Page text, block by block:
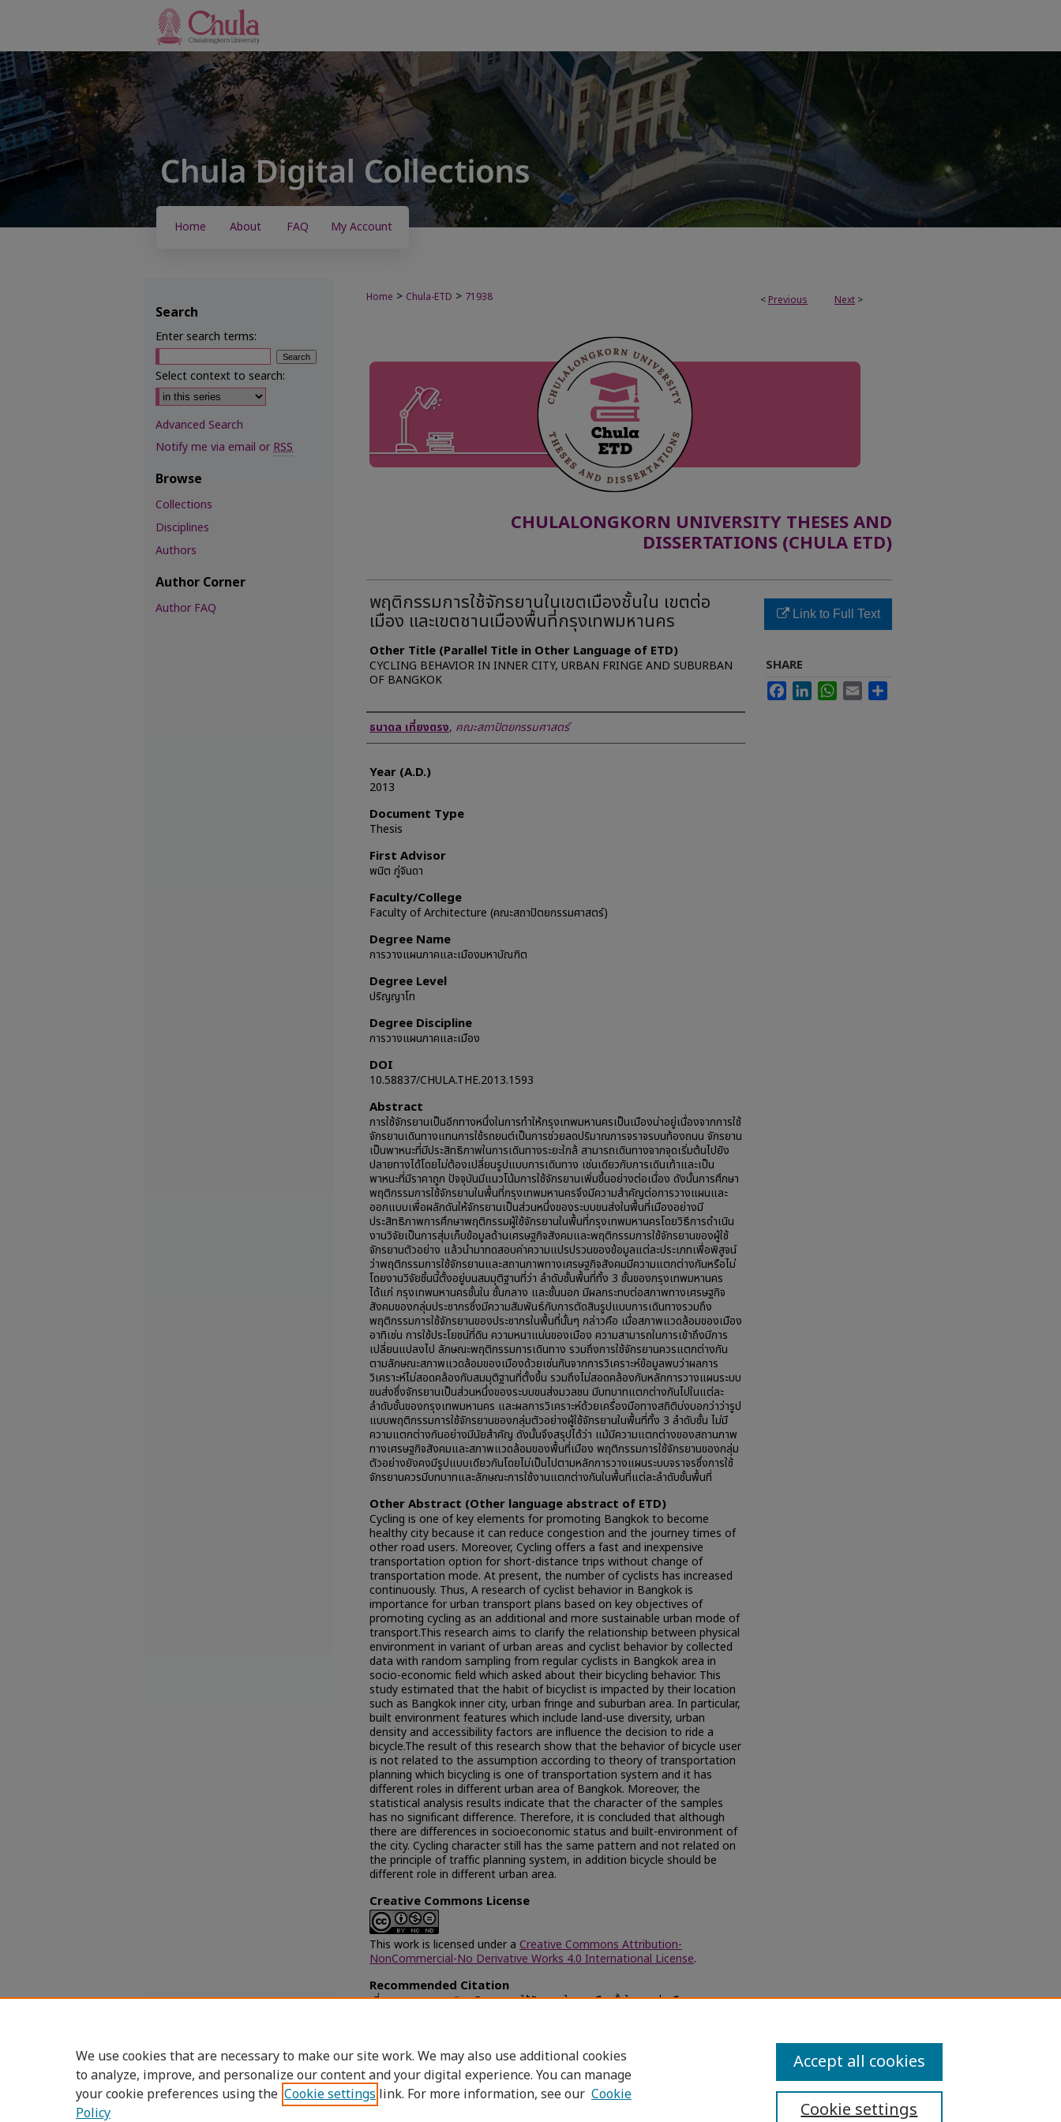
Home About FAQ My Account
< Previous Next >
Home > Chula-ETD > 71938
CHULALONGKORN UNIVERSITY THESES AND
DISSERTATIONS (CHULA ETD)
พฤติกรรมการใช้จักรยานในเขตเมืองชั้นใน เขตต่อ
เมือง และเขตชานเมืองพื้นที่กรุงเทพมหานคร
Other Title (Parallel Title in Other Language of ETD)
CYCLING BEHAVIOR IN INNER CITY, URBAN FRINGE AND SUBURBAN
OF BANGKOK
Author
ธนาดล เที่ยงตรง, คณะสถาปัตยกรรมศาสตร์
Year (A.D.)
2013
Document Type
Thesis
First Advisor
พนิต ภู่จินดา
Faculty/College
Faculty of Architecture (คณะสถาปัตยกรรมศาสตร์)
Degree Name
การวางแผนภาคและเมืองมหาบัณฑิต
Degree Level
ปริญญาโท
Degree Discipline
การวางแผนภาคและเมือง
DOI
10.58837/CHULA.THE.2013.1593
Abstract
การใช้จักรยานเป็นอีกทางหนึ่งในการทำให้กรุงเทพมหานครเป็นเมืองน่าอยู่เนื่องจากการใช้
จักรยานเดินทางแทนการใช้รถยนต์เป็นการช่วยลดปริมาณการจราจรบนท้องถนน จักรยาน
เป็นพาหนะที่มีประสิทธิภาพในการเดินทางระยะใกล้ สามารถเดินทางจากจุดเริ่มต้นไปยัง
ปลายทางได้โดยไม่ต้องเปลี่ยนรูปแบบการเดินทาง เช่นเดียวกับการเดินเท้าและเป็น
พาหนะที่มีราคาถูก ปัจจุบันมีแนวโน้มการใช้จักรยานเพิ่มขึ้นอย่างต่อเนื่อง ดังนั้นการศึกษา
พฤติกรรมการใช้จักรยานในพื้นที่กรุงเทพมหานครจึงมีความสำคัญต่อการวางแผนและ
ออกแบบเพื่อผลักดันให้จักรยานเป็นส่วนหนึ่งของระบบขนส่งในพื้นที่เมืองอย่างมี
ประสิทธิภาพการศึกษาพฤติกรรมผู้ใช้จักรยานในพื้นที่กรุงเทพมหานครโดยวิธีการดำเนิน
งานวิจัยเป็นการสุ่มเก็บข้อมูลด้านเศรษฐกิจสังคมและพฤติกรรมการใช้จักรยานของผู้ใช้
จักรยานตัวอย่าง แล้วนำมาทดสอบค่าความแปรปรวนของข้อมูลแต่ละประเภทเพื่อพิสูจน์
ว่าพฤติกรรมการใช้จักรยานและสถานภาพทางเศรษฐกิจสังคมมีความแตกต่างกันหรือไม่
โดยงานวิจัยชิ้นนี้ตั้งอยู่บนสมมุติฐานที่ว่า ลำดับชั้นพื้นที่ทั้ง 3 ชั้นของกรุงเทพมหานคร
ได้แก่ กรุงเทพมหานครชั้นใน ชั้นกลาง และชั้นนอก มีผลกระทบต่อสภาพทางเศรษฐกิจ
สังคมของกลุ่มประชากรซึ่งมีความสัมพันธ์กับการตัดสินรูปแบบการเดินทางรวมถึง
พฤติกรรมการใช้จักรยานของประชากรในพื้นที่นั้นๆ กล่าวคือ เมื่อสภาพแวดล้อมของเมือง
อาทิเช่น การใช้ประโยชน์ที่ดิน ความหนาแน่นของเมือง ความสามารถในการเข้าถึงมีการ
เปลี่ยนแปลงไป ลักษณะพฤติกรรมการเดินทาง รวมถึงการใช้จักรยานควรแตกต่างกัน
ตามลักษณะสภาพแวดล้อมของเมืองด้วยเช่นกันจากการวิเคราะห์ข้อมูลพบว่าผลการ
วิเคราะห์ไม่สอดคล้องกับสมมุติฐานที่ตั้งขึ้น รวมถึงไม่สอดคล้องกับหลักการวางแผนระบบ
ขนส่งซึ่งจักรยานเป็นส่วนหนึ่งของระบบขนส่งมวลชน มีบทบาทแตกต่างกันไปในแต่ละ
ลำดับชั้นของกรุงเทพมหานคร และผลการวิเคราะห์ด้วยเครื่องมือทางสถิติบ่งบอกว่าว่ารูป
แบบพฤติกรรมการใช้จักรยานของกลุ่มตัวอย่างผู้ใช้จักรยานในพื้นที่ทั้ง 3 ลำดับชั้น ไม่มี
ความแตกต่างกันอย่างมีนัยสำคัญ ดังนั้นจึงสรุปได้ว่า แม้มีความแตกต่างของสถานภาพ
ทางเศรษฐกิจสังคมและสภาพแวดล้อมของพื้นที่เมือง พฤติกรรมการใช้จักรยานของกลุ่ม
ตัวอย่างยังคงมีรูปแบบเดียวกันโดยไม่เป็นไปตามหลักการวางแผนระบบจราจรซึ่งการใช้
จักรยานควรมีบทบาทและลักษณะการใช้งานแตกต่างกันในพื้นที่แต่ละลำดับชั้นพื้นที่
Other Abstract (Other language abstract of ETD)
Cycling is one of key elements for promoting Bangkok to become
healthy city because it can reduce congestion and the journey times of
other road users. Moreover, Cycling offers a fast and inexpensive
transportation option for short-distance trips without change of
transportation mode. At present, the number of cyclists has increased
continuously. Thus, A research of cyclist behavior in Bangkok is
importance for urban transport plans based on key objectives of
promoting cycling as an additional and more sustainable urban mode of
transport.This research aims to clarify the relationship between physical
environment in variant of urban areas and cyclist behavior by collected
data with random sampling from regular cyclists in Bangkok area in
socio-economic field which asked about their bicycling behavior. This
study estimated that the habit of bicyclist is impacted by their location
such as Bangkok inner city, urban fringe and suburban area. In particular,
built environment features which include land-use diversity, urban
density and accessibility factors are influence the decision to ride a
bicycle.The result of this research show that the behavior of bicycle user
is not related to the assumption according to theory of transportation
planning which bicycling is one of transportation system and it has
different roles in different urban area of Bangkok. Moreover, the
statistical analysis results indicate that the character of the samples
has no significant difference. Therefore, it is concluded that although
there are differences in socioeconomic status and built-environment of
the city. Cycling character still has the same pattern and not related on
the principle of traffic planning system, in addition bicycle should be
different role in different urban area.
Creative Commons License
This work is licensed under a Creative Commons Attribution-
NonCommercial-No Derivative Works 4.0 International License.
Recommended Citation
เที่ยงตรง, ธนาดล, "พฤติกรรมการใช้จักรยานในเขตเมืองชั้นใน เขตต่อเมือง และเขต
Link to Full Text
SHARE
FacebookLinkedInWhatsApp
Email
Search
Enter search terms:
Select context to search:
Advanced Search
Notify me via email orRSS
Browse
Collections
Disciplines
Authors
Author Corner
Author FAQ
We use cookies that are necessary to make our site work. We may also use additional cookies
to analyze, improve, and personalize our content and your digital experience. You can manage
your cookie preferences using the Cookie settings link. For more information, see our Cookie
Policy
Cookie settings
Accept all cookies